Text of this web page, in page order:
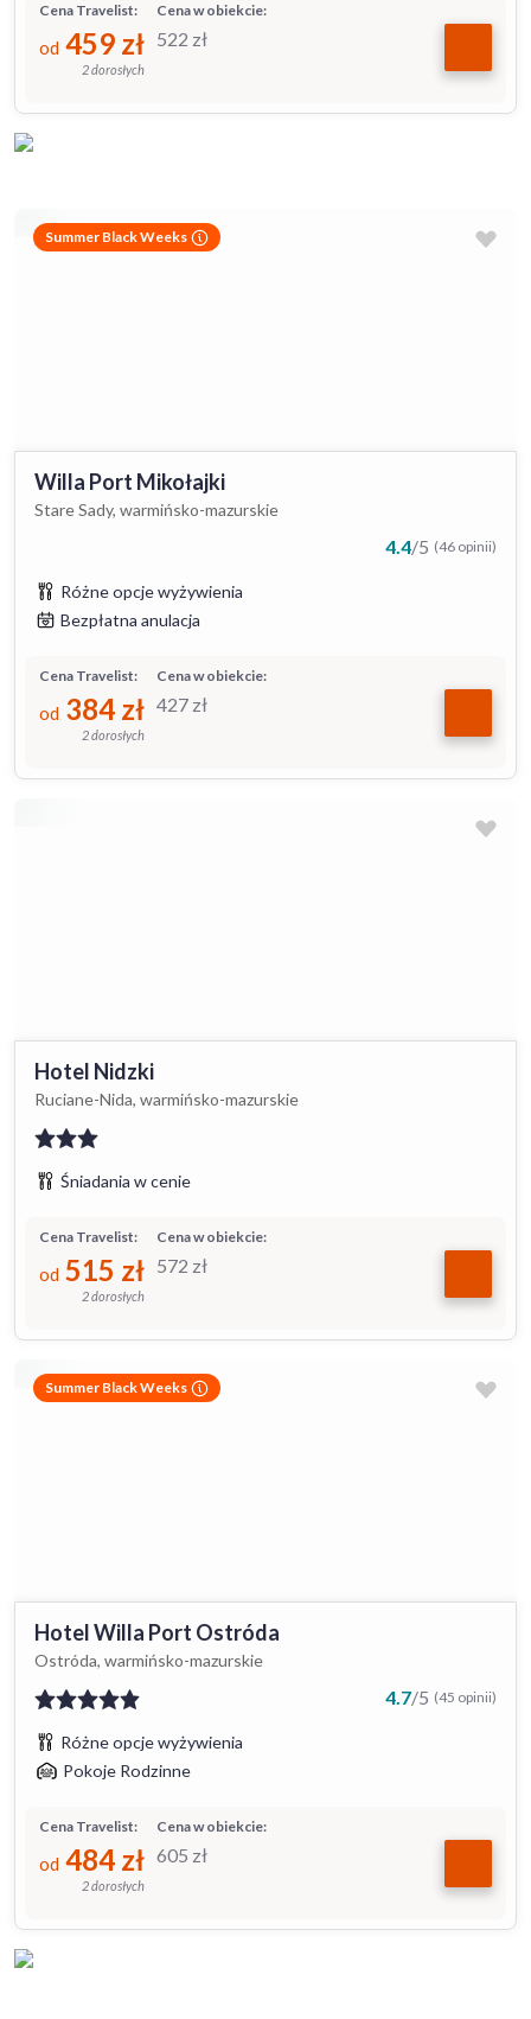
Cena w obiekcie:
522 zł
Cena Travelist:
od 459 zł
2 dorosłych
Summer Black Weeks
Willa Port Mikołajki
Stare Sady, warmińsko-mazurskie
4.4/5 (46 opinii)
Różne opcje wyżywienia
Bezpłatna anulacja
Cena w obiekcie:
427 zł
Cena Travelist:
od 384 zł
2 dorosłych
Hotel Nidzki
Ruciane-Nida, warmińsko-mazurskie
Śniadania w cenie
Cena w obiekcie:
572 zł
Cena Travelist:
od 515 zł
2 dorosłych
Summer Black Weeks
Hotel Willa Port Ostróda
Ostróda, warmińsko-mazurskie
4.7/5 (45 opinii)
Różne opcje wyżywienia
Pokoje Rodzinne
Cena w obiekcie:
605 zł
Cena Travelist:
od 484 zł
2 dorosłych